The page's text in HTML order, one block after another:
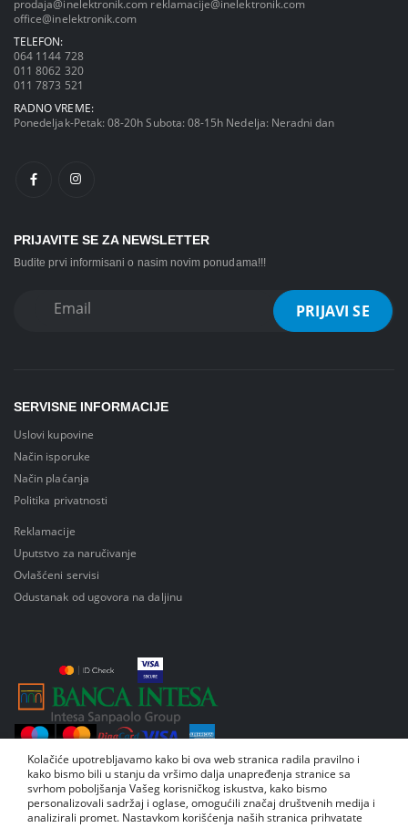
prodaja@inelektronik.com reklamacije@inelektronik.com
office@inelektronik.com
TELEFON:
064 1144 728
011 8062 320
011 7873 521
RADNO VREME:
Ponedeljak-Petak: 08-20h Subota: 08-15h Nedelja: Neradni dan
PRIJAVITE SE ZA NEWSLETTER
Budite prvi informisani o nasim novim ponudama!!!
SERVISNE INFORMACIJE
Uslovi kupovine
Način isporuke
Način plaćanja
Politika privatnosti
Reklamacije
Uputstvo za naručivanje
Ovlašćeni servisi
Odustanak od ugovora na daljinu
Kolačiće upotrebljavamo kako bi ova web stranica radila pravilno i
kako bismo bili u stanju da vršimo dalja unapređenja stranice sa
svrhom poboljšanja Vašeg korisničkog iskustva, kako bismo
personalizovali sadržaj i oglase, omogućili značaj društvenih medija i
analizirali promet. Nastavkom korišćenja naših stranica prihvatate